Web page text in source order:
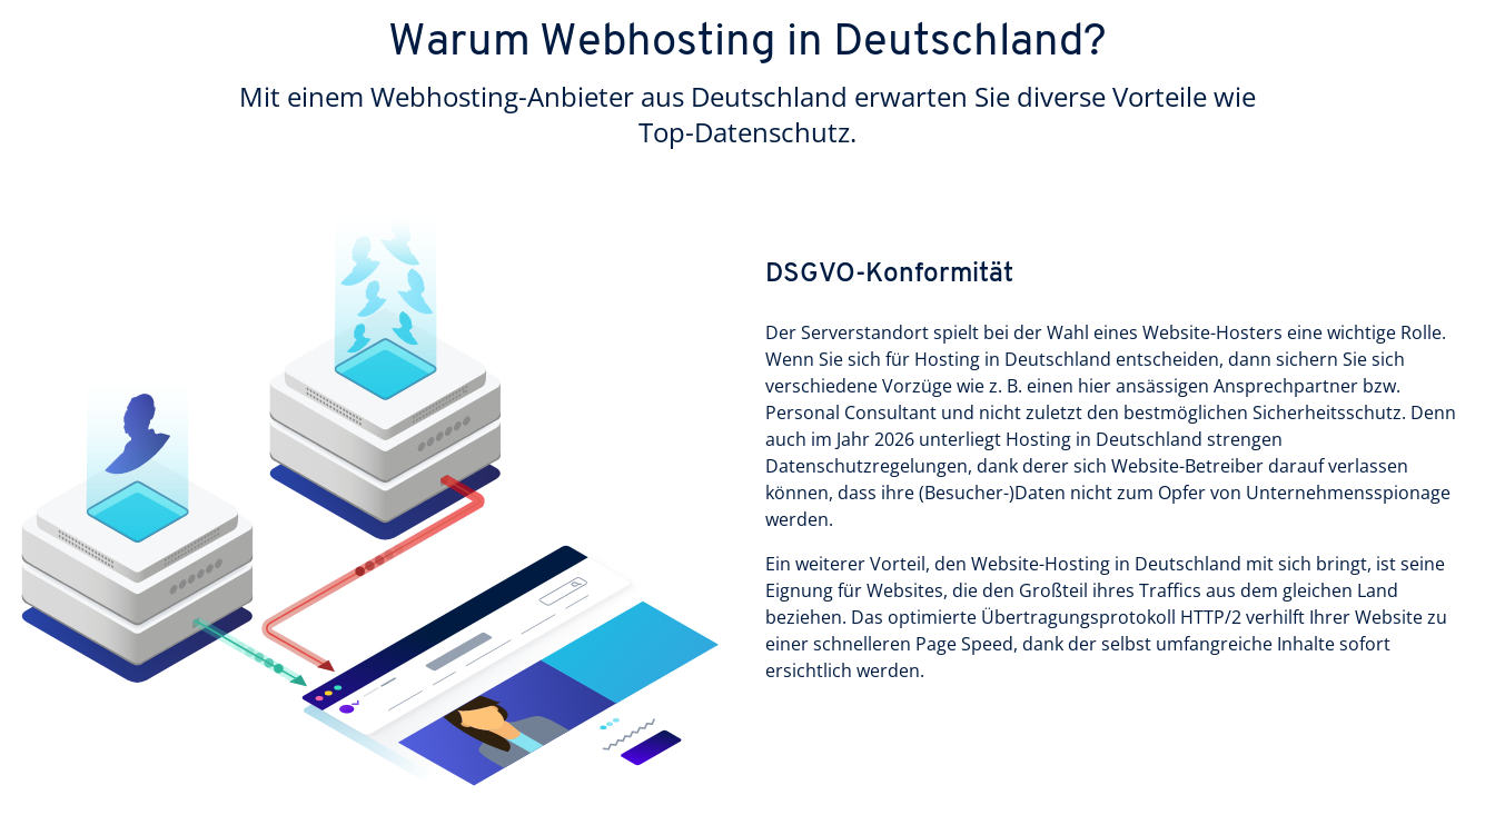
Warum Webhosting in Deutschland?
Mit einem Webhosting-Anbieter aus Deutschland erwarten Sie diverse Vorteile wie
Top-Datenschutz.
DSGVO-Konformität
Der Serverstandort spielt bei der Wahl eines Website-Hosters eine wichtige Rolle.
Wenn Sie sich für Hosting in Deutschland entscheiden, dann sichern Sie sich
verschiedene Vorzüge wie z. B. einen hier ansässigen Ansprechpartner bzw.
Personal Consultant und nicht zuletzt den bestmöglichen Sicherheitsschutz. Denn
auch im Jahr 2026 unterliegt Hosting in Deutschland strengen
Datenschutzregelungen, dank derer sich Website-Betreiber darauf verlassen
können, dass ihre (Besucher-)Daten nicht zum Opfer von Unternehmensspionage
werden.
Ein weiterer Vorteil, den Website-Hosting in Deutschland mit sich bringt, ist seine
Eignung für Websites, die den Großteil ihres Traffics aus dem gleichen Land
beziehen. Das optimierte Übertragungsprotokoll HTTP/2 verhilft Ihrer Website zu
einer schnelleren Page Speed, dank der selbst umfangreiche Inhalte sofort
ersichtlich werden.